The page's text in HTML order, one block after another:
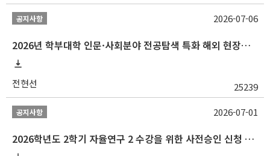
공지사항
2026년 학부대학 인문·사회분야 전공탐색 특화 해외 현장학습 프로그램(중국) 모집 안내
전현선 25239
2026-07-06
공지사항
2026학년도 2학기 자율연구 2 수강을 위한 사전승인 신청 안내
2026-07-01